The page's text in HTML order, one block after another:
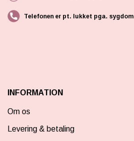
Telefonen er pt. lukket pga. sygdom
INFORMATION
Om os
Levering & betaling